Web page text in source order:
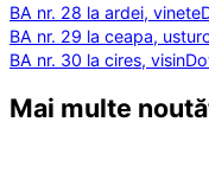
BA nr. 28 la ardei, vinete
BA nr. 29 la ceapa,
BA nr. 30 la cires, visin
Mai multe